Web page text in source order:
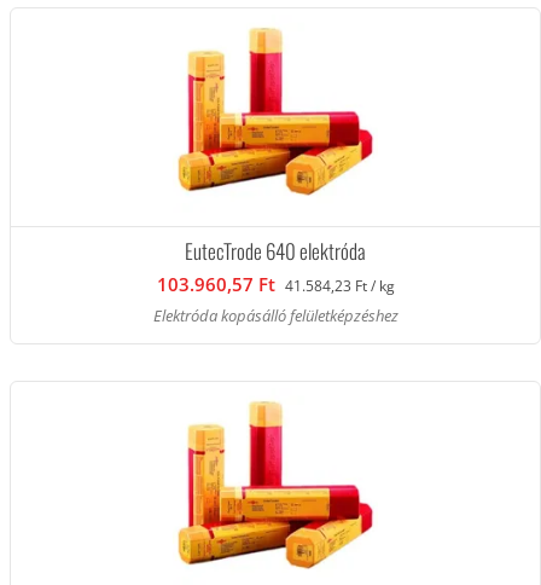
EutecTrode 640 elektróda
103.960,57 Ft 41.584,23 Ft / kg
Elektróda kopásálló felületképzéshez